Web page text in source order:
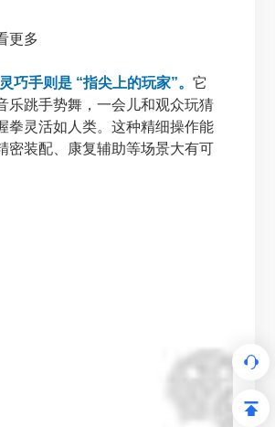
更多
巧手则是 “指尖上的玩家”。它
乐跳手势舞，一会儿和观众玩猜
拳灵活如人类。这种精细操作能
密装配、康复辅助等场景大有可